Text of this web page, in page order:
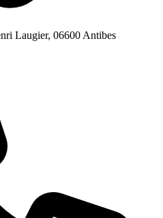
Laugier, 06600 Antibes